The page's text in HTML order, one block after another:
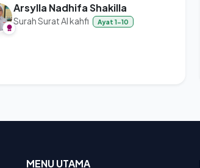
Arsylla Nadhifa Shakilla
Surah Surat Al kahfi Ayat 1-10
MENU UTAMA